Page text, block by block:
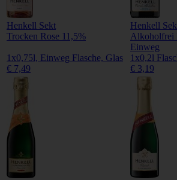
Henkell Sekt
Trocken Rose 11,5%
1x0,75l, Einweg Flasche, Glas
€ 7,49
Henkell
Alkoholfrei
Einweg
1x0,2l
€ 3,19